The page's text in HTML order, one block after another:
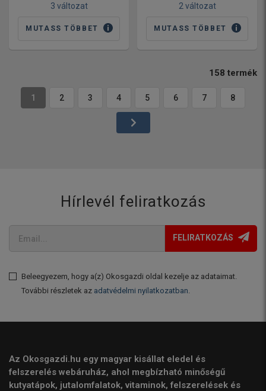
3 változat
MUTASS TÖBBET
2 változat
MUTASS TÖBBET
158 termék
1 2 3 4 5 6 7 8
Hírlevél feliratkozás
FELIRATKOZÁS
Beleegyezem, hogy a(z) Okosgazdi oldal kezelje az adataimat.
További részletek az adatvédelmi nyilatkozatban.
Az Okosgazdi.hu egy magyar kisállat eledel és
felszerelés webáruház, ahol megbízható minőségű
kutyatápok, jutalomfalatok, vitaminok, felszerelések és